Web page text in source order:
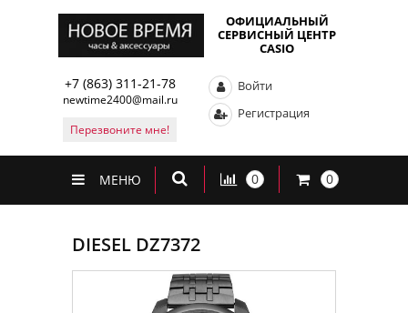
ОФИЦИАЛЬНЫЙ
СЕРВИСНЫЙ ЦЕНТР
CASIO
+7 (863) 311-21-78
newtime2400@mail.ru
Перезвоните мне!
Войти
Регистрация
МЕНЮ 0 0
DIESEL DZ7372